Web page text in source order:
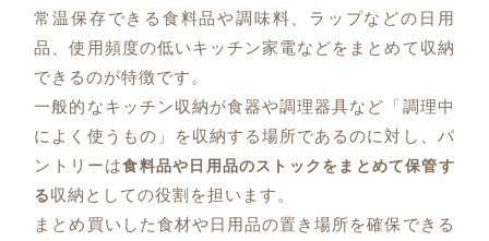
常温保存できる食料品や調味料、ラップなどの日用
品、使用頻度の低いキッチン家電などをまとめて収納
できるのが特徴です。
一般的なキッチン収納が食器や調理器具など「調理中
によく使うもの」を収納する場所であるのに対し、パ
ントリーは食料品や日用品のストックをまとめて保管す
る 収納としての役割を担います。
まとめ買いした食材や日用品の置き場所を確保できる